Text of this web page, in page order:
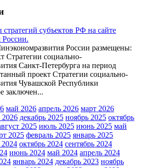
субъектов РФ на сайте
России размещены:
Стратегии социально-
Санкт-Петербурга на период
проект Стратегии социально-
Чувашской Республики
заключен...
май 2026 апрель 2026 март 2026
2026 декабрь 2025 ноябрь 2025 октябрь
2025 июль 2025 июнь 2025 май
2025 февраль 2025 январь 2025
2024 октябрь 2024 сентябрь 2024
июнь 2024 май 2024 апрель 2024
январь 2024 декабрь 2023 ноябрь